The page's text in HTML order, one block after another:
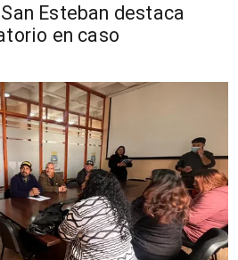
Esteban destaca
en caso